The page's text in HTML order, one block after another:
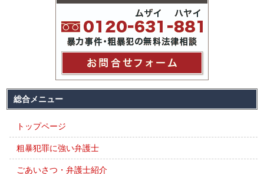
総合メニュー
トップページ
粗暴犯罪に強い弁護士
ごあいさつ・弁護士紹介